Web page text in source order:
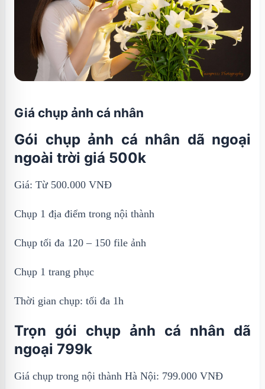
Giá chụp ảnh cá nhân
Gói chụp ảnh cá nhân dã ngoại
ngoài trời giá 500k
Giá: Từ 500.000 VNĐ
Chụp 1 địa điểm trong nội thành
Chụp tối đa 120 – 150 file ảnh
Chụp 1 trang phục
Thời gian chụp: tối đa 1h
Trọn gói chụp ảnh cá nhân dã
ngoại 799k
Giá chụp trong nội thành Hà Nội: 799.000 VNĐ